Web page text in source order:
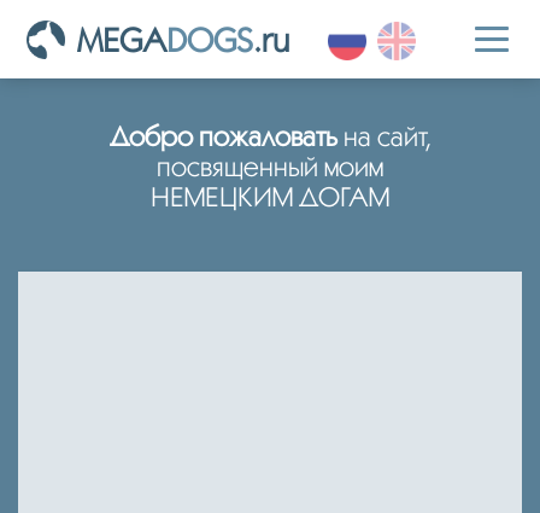
MEGADOGS.ru
Добро пожаловатьна сайт,
посвященный моим
НЕМЕЦКИМ ДОГАМ